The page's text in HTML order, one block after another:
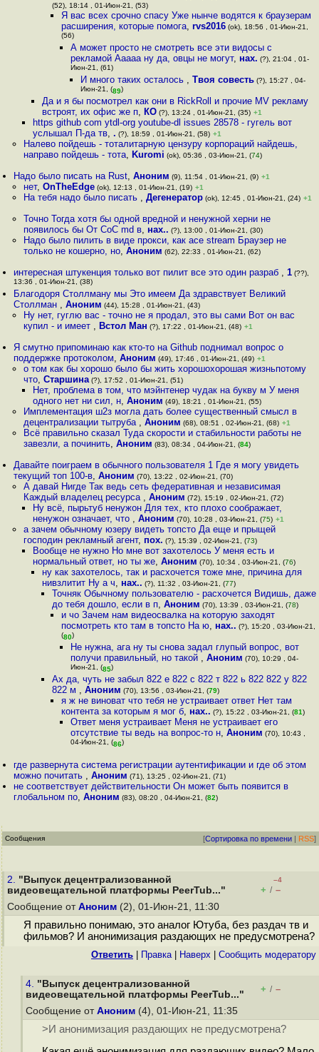
(52), 18:14 , 01-Июн-21, (53)
Я вас всех срочно спасу Уже нынче водятся к браузерам
расширения, которые помога, rvs2016(ok), 18:56 , 01-Июн-21,
(56)
А может просто не смотреть все эти видосы с
рекламой Ааааа ну да, овцы не могут, нах. (?), 21:04 , 01-
Июн-21, (61)
И много таких осталось , Твоя совесть(?), 15:27 , 04-
Июн-21, (89)
Да и я бы посмотрел как они в RickRoll и прочие MV рекламу
встроят, их офис же п, КО (?), 13:24 , 01-Июн-21, (35) +1
https github com ytdl-org youtube-dl issues 28578 - гугель вот
услышал П-да тв, . (?), 18:59 , 01-Июн-21, (58) +1
Налево пойдешь - тоталитарную цензуру корпораций найдешь,
направо пойдешь - тота, Kuromi (ok), 05:36 , 03-Июн-21, (74)
Надо было писать на Rust,Аноним (9), 11:54 , 01-Июн-21, (9) +1
нет, OnTheEdge(ok), 12:13 , 01-Июн-21, (19) +1
На тебя надо было писать , Дегенератор(ok), 12:45 , 01-Июн-21, (24) +1
Точно Тогда хотя бы одной вредной и ненужной херни не
появилось бы От CoC md в, нах.. (?), 13:00 , 01-Июн-21, (30)
Надо было пилить в виде прокси, как ace stream Браузер не
только не кошерно, но, Аноним (62), 22:33 , 01-Июн-21, (62)
интересная штукенция только вот пилит все это один разраб ,1 (??),
13:36 , 01-Июн-21, (38)
Благодоря Столлману мы Это имеем Да здравствует Великий
Столлман ,Аноним (44), 15:28 , 01-Июн-21, (43)
Ну нет, гуглю вас - точно не я продал, это вы сами Вот он вас
купил - и имеет , Встол Ман (?), 17:22 , 01-Июн-21, (48) +1
Я смутно припоминаю как кто-то на Github поднимал вопрос о
поддержке протоколом,Аноним (49), 17:46 , 01-Июн-21, (49) +1
о том как бы хорошо было бы жить хорошохорошая жизньпотому
что, Старшина(?), 17:52 , 01-Июн-21, (51)
Нет, проблема в том, что мэйнтенер чудак на букву м У меня
одного нет ни сил, н, Аноним (49), 18:21 , 01-Июн-21, (55)
Имплементация ш2з могла дать более существенный смысл в
децентрализации тытруба , Аноним (68), 08:51 , 02-Июн-21, (68) +1
Всё правильно сказал Туда скорости и стабильности работы не
завезли, а починить, Аноним (83), 08:34 , 04-Июн-21, (84)
Давайте поиграем в обычного пользователя 1 Где я могу увидеть
текущий топ 100-в,Аноним (70), 13:22 , 02-Июн-21, (70)
А давай Нигде Так ведь сеть федеративная и независимая
Каждый владелец ресурса , Аноним (72), 15:19 , 02-Июн-21, (72)
Ну всё, пырьтуб ненужон Для тех, кто плохо соображает,
ненужон означает, что , Аноним (70), 10:28 , 03-Июн-21, (75) +1
а зачем обычному юзеру видеть топсто Да еще и прыщей
господин рекламный агент, пох. (?), 15:39 , 02-Июн-21, (73)
Вообще не нужно Но мне вот захотелось У меня есть и
нормальный ответ, но ты же, Аноним (70), 10:34 , 03-Июн-21, (76)
ну как захотелось, так и расхочется тоже мне, причина для
нивзлитит Ну а ч, нах.. (?), 11:32 , 03-Июн-21, (77)
Точняк Обычному пользователю - расхочется Видишь, даже
до тебя дошло, если в п, Аноним (70), 13:39 , 03-Июн-21, (78)
и чо Зачем нам видеосвалка на которую заходят
посмотреть кто там в топсто На ю, нах.. (?), 15:20 , 03-Июн-21,
(80)
Не нужна, ага ну ты снова задал глупый вопрос, вот
получи правильный, но такой ,Аноним (70), 10:29 , 04-
Июн-21, (85)
Ах да, чуть не забыл 822 е 822 с 822 т 822 ь 822 822 у 822
822 м , Аноним (70), 13:56 , 03-Июн-21, (79)
я ж не виноват что тебя не устраивает ответ Нет там
контента за которым я мог б, нах.. (?), 15:22 , 03-Июн-21, (81)
Ответ меня устраивает Меня не устраивает его
отсутствие ты ведь на вопрос-то н,Аноним (70), 10:43 ,
04-Июн-21, (86)
где развернута система регистрации аутентификации и где об этом
можно почитать ,Аноним (71), 13:25 , 02-Июн-21, (71)
не соответствует действительности Он может быть появится в
глобальном по,Аноним (83), 08:20 , 04-Июн-21, (82)
Сообщения [Сортировка по времени | RSS]
2. "Выпуск децентрализованной
видеовещательной платформы PeerTub..."
–4
+ / –
Сообщение от Аноним (2), 01-Июн-21, 11:30
Я правильно понимаю, это аналог Ютуба, без раздач тв и
фильмов? И анонимизация раздающих не предусмотрена?
Ответить Правка| Наверх Cообщить модератору
4. "Выпуск децентрализованной
видеовещательной платформы PeerTub..."
+ / –
Сообщение от Аноним (4), 01-Июн-21, 11:35
>И анонимизация раздающих не предусмотрена?